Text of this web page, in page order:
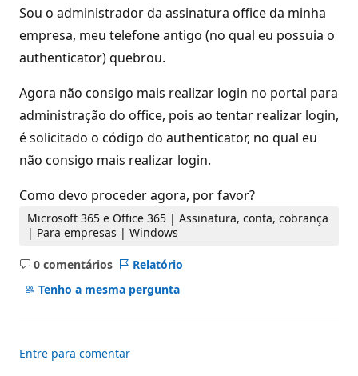
o
s
d
e
r
u
a
ã
Sou o administrador da assinatura office da minha
empresa, meu telefone antigo (no qual eu possuia o
authenticator) quebrou.
Agora não consigo mais realizar login no portal para
administração do office, pois ao tentar realizar login,
é solicitado o código do authenticator, no qual eu
não consigo mais realizar login.
Como devo proceder agora, por favor?
Microsoft 365 e Office 365 | Assinatura, conta, cobrança
| Para empresas | Windows
0 comentários
Sem
comentários
Relatório
Tenho a mesma pergunta
Entre para comentar